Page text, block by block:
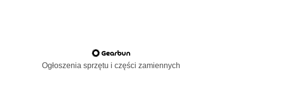
Ogłoszenia sprzętu i części zamiennych